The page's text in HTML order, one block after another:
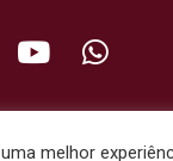
melhor